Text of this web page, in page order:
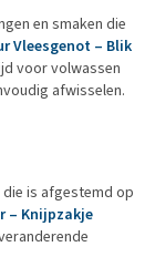
en smaken die
Vleesgenot – Blik
voor volwassen
afwisselen.
is afgestemd op
– Knijpzakje